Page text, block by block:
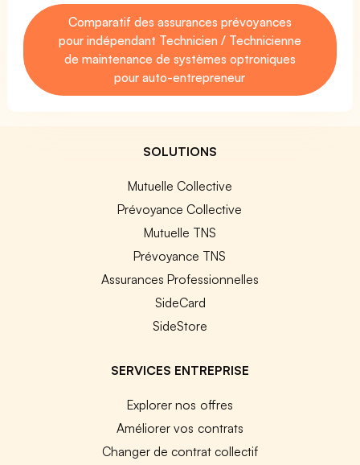
Comparatif des assurances prévoyances
pour indépendant Technicien / Technicienne
de maintenance de systèmes optroniques
pour auto-entrepreneur
SOLUTIONS
Mutuelle Collective
Prévoyance Collective
Mutuelle TNS
Prévoyance TNS
Assurances Professionnelles
SideCard
SideStore
SERVICES ENTREPRISE
Explorer nos offres
Améliorer vos contrats
Changer de contrat collectif